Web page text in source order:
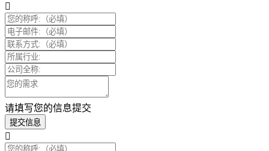
请填写您的信息提交
提交信息